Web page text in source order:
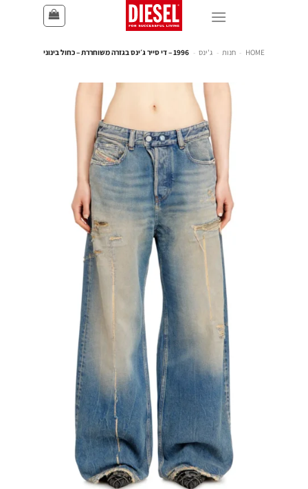
HOME
- חנות - ג'ינס - 1996 – די סייר ג׳ינס בגזרה משוחררת – כחול בינוני